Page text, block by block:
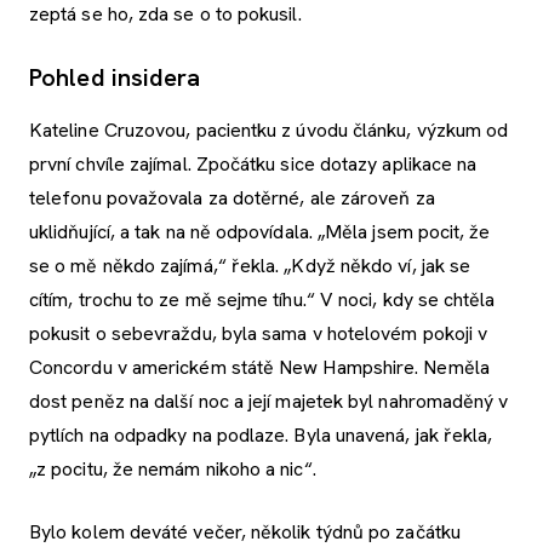
zeptá se ho, zda se o to pokusil.
Pohled insidera
Kateline Cruzovou, pacientku z úvodu článku, výzkum od
první chvíle zajímal. Zpočátku sice dotazy aplikace na
telefonu považovala za dotěrné, ale zároveň za
uklidňující, a tak na ně odpovídala. „Měla jsem pocit, že
se o mě někdo zajímá,“ řekla. „Když někdo ví, jak se
cítím, trochu to ze mě sejme tíhu.“ V noci, kdy se chtěla
pokusit o sebevraždu, byla sama v hotelovém pokoji v
Concordu v americkém státě New Hampshire. Neměla
dost peněz na další noc a její majetek byl nahromaděný v
pytlích na odpadky na podlaze. Byla unavená, jak řekla,
„z pocitu, že nemám nikoho a nic“.
Bylo kolem deváté večer, několik týdnů po začátku